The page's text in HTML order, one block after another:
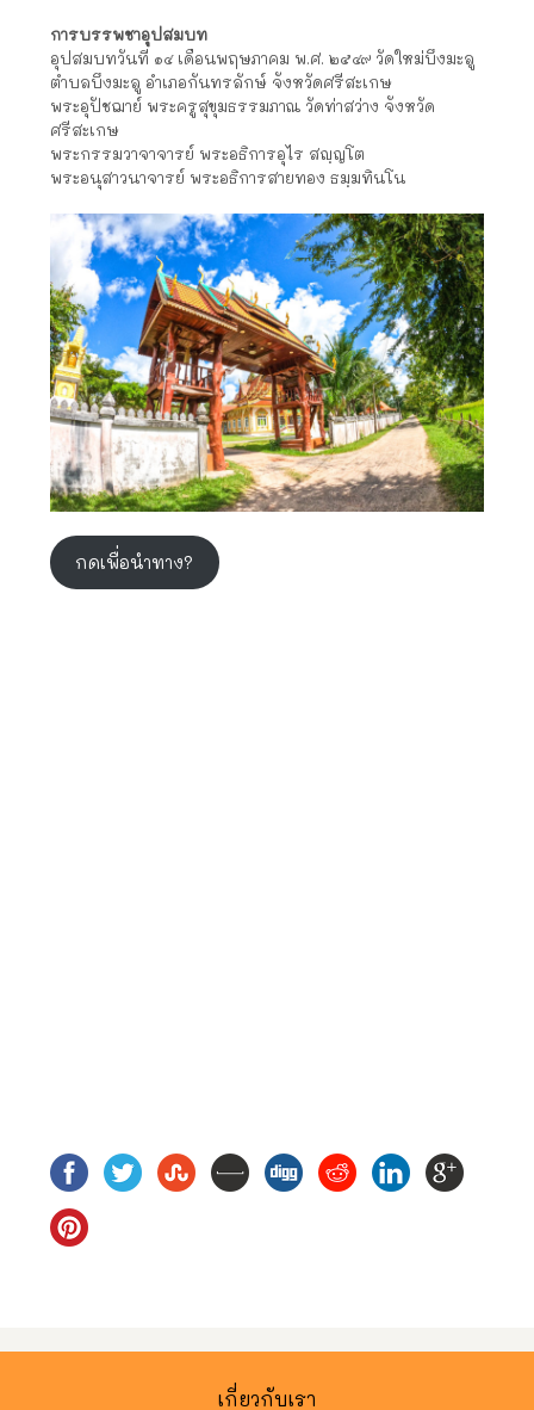
การบรรพชาอุปสมบท
อุปสมบทวันที่ ๑๔ เดือนพฤษภาคม พ.ศ. ๒๕๔๙ วัดใหม่บึงมะลู
ตำบลบึงมะลู อำเภอกันทรลักษ์ จังหวัดศรีสะเกษ
พระอุปัชฌาย์ พระครูสุขุมธรรมภาณ วัดท่าสว่าง จังหวัด
ศรีสะเกษ
พระกรรมวาจาจารย์ พระอธิการอุไร สญฺญโต
พระอนุสาวนาจารย์ พระอธิการสายทอง ธมฺมทินโน
กดเพื่อนำทาง?
เกี่ยวกับเรา